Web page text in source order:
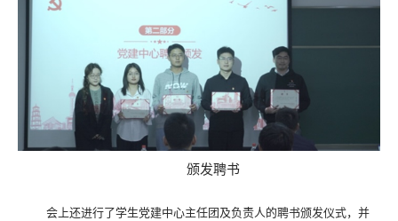
颁发聘书
会上还进行了学生党建中心主任团及负责人的聘书颁发仪式，并